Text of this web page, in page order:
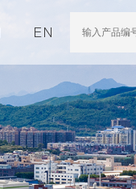
EN